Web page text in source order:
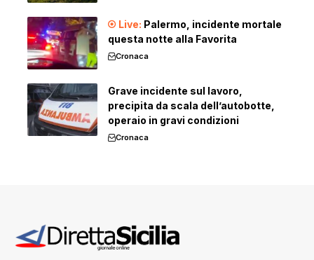
Palermo, incidente mortale
questa notte alla Favorita
Cronaca
Grave incidente sul lavoro,
precipita da scala dell’autobotte,
operaio in gravi condizioni
Cronaca